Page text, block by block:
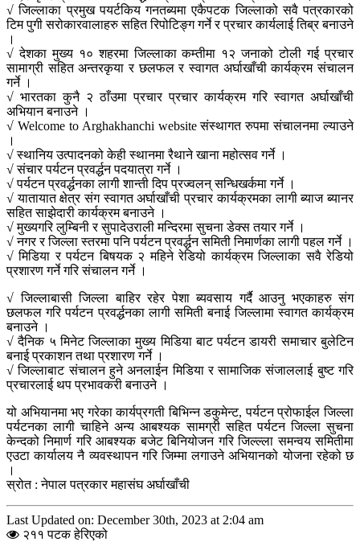
√ जिल्लाका प्रमुख पयर्टकिय गनतब्यमा एकैपटक जिल्लाको सवै पत्रकारको
टिम पुगी सरोकारवालाहरु सहित रिपोटिङ्ग गर्ने र प्रचार कार्यलाई तिब्र बनाउने
।
√ देशका मुख्य १० शहरमा जिल्लाका कम्तीमा १२ जनाको टोली गई प्रचार
सामाग्री सहित अन्तरकृया र छलफल र स्वागत अर्घाखाँची कार्यक्रम संचालन
गर्ने ।
√ भारतका कुनै २ ठाँउमा प्रचार प्रचार कार्यक्रम गरि स्वागत अर्घाखाँची
अभियान बनाउने ।
√ Welcome to Arghakhanchi website संस्थागत रुपमा संचालनमा ल्याउने
।
√ स्थानिय उत्पादनको केही स्थानमा रैथाने खाना महोत्सव गर्ने ।
√ संचार पर्यटन प्रवर्द्धन पदयात्रा गर्ने ।
√ पर्यटन प्रवर्द्धनका लागी शान्ती दिप प्रज्वलन् सन्धिखर्कमा गर्ने ।
√ यातायात क्षेत्र संग स्वागत अर्घाखाँची प्रचार कार्यक्रमका लागी ब्याज ब्यानर
सहित साझेदारी कार्यक्रम बनाउने ।
√ मुख्यगरि लुम्बिनी र सुपादेउराली मन्दिरमा सुचना डेक्स तयार गर्ने ।
√ नगर र जिल्ला स्तरमा पनि पर्यटन प्रवर्द्धन समिती निमार्णका लागी पहल गर्ने ।
√ मिडिया र पर्यटन बिषयक २ महिने रेडियो कार्यक्रम जिल्लाका सवै रेडियो
प्रशारण गर्ने गरि संचालन गर्ने ।
√ जिल्लाबासी जिल्ला बाहिर रहेर पेशा ब्यवसाय गर्दै आउनु भएकाहरु संग
छलफल गरि पर्यटन प्रवर्द्धनका लागी समिती बनाई जिल्लामा स्वागत कार्यक्रम
बनाउने ।
√ दैनिक ५ मिनेट जिल्लाका मुख्य मिडिया बाट पर्यटन डायरी समाचार बुलेटिन
बनाई प्रकाशन तथा प्रशारण गर्ने ।
√ जिल्लाबाट संचालन हुने अनलाईन मिडिया र सामाजिक संजाललाई बुष्ट गरि
प्रचारलाई थप प्रभावकरी बनाउने ।
यो अभियानमा भए गरेका कार्यप्रगती बिभिन्न डकुमेन्ट, पर्यटन प्रोफाईल जिल्ला
पर्यटनका लागी चाहिने अन्य आबश्यक सामग्री सहित पर्यटन जिल्ला सुचना
केन्दको निमार्ण गरि आबश्यक बजेट बिनियोजन गरि जिल्ल्ला समन्वय समितीमा
एउटा कार्यालय नै व्यवस्थापन गरि जिम्मा लगाउने अभियानको योजना रहेको छ
।
स्रोत : नेपाल पत्रकार महासंघ अर्घाखाँची
Last Updated on: December 30th, 2023 at 2:04 am
२११ पटक हेरिएको